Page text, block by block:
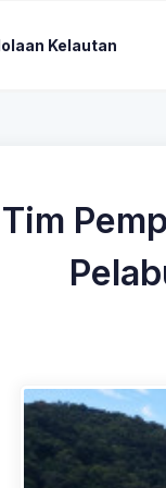
Kelautan